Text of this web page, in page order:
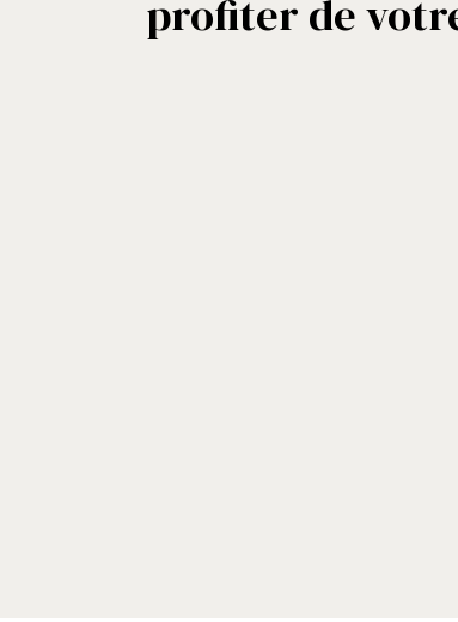
profiter de